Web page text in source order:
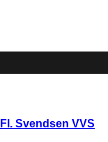
Fl. Svendsen VVS